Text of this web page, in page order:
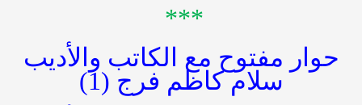
***
حوار مفتوح مع الكاتب والأديب
سلام كاظم فرج (1)